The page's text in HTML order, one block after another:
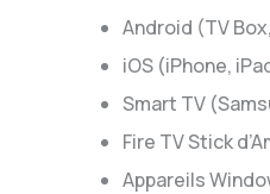
Android (TV
iOS (iPhone,
Smart TV
Fire TV Stick
Appareils